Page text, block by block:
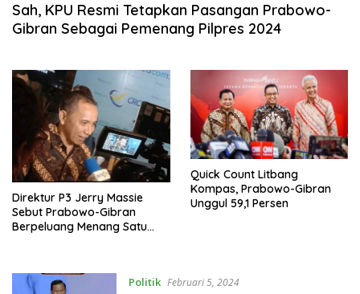
Sah, KPU Resmi Tetapkan Pasangan Prabowo-
Gibran Sebagai Pemenang Pilpres 2024
Direktur P3 Jerry Massie
Sebut Prabowo-Gibran
Berpeluang Menang Satu
Quick Count Litbang
Kompas, Prabowo-Gibran
Unggul 59,1 Persen
Politik Februari 5, 2024